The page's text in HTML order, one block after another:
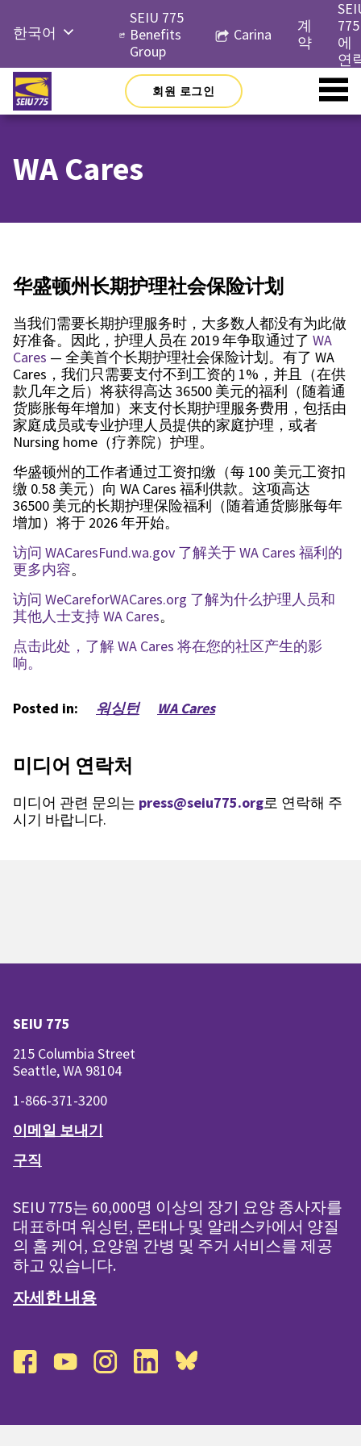
content
한국어
Русский
Español
文
SEIU 775
Benefits
Group
Carina
계
약
775
에
연
회원 로그인
WA Cares
华盛顿州长期护理社会保险计划
当我们需要长期护理服务时，大多数人都没有为此做
好准备。因此，护理人员在 2019 年争取通过了 WA
Cares — 全美首个长期护理社会保险计划。有了 WA
Cares，我们只需要支付不到工资的 1%，并且（在供
款几年之后）将获得高达 36500 美元的福利（随着通
货膨胀每年增加）来支付长期护理服务费用，包括由
家庭成员或专业护理人员提供的家庭护理，或者
Nursing home（疗养院）护理。
华盛顿州的工作者通过工资扣缴（每 100 美元工资扣
缴 0.58 美元）向 WA Cares 福利供款。这项高达
36500 美元的长期护理保险福利（随着通货膨胀每年
增加）将于 2026 年开始。
访问 WACaresFund.wa.gov 了解关于 WA Cares 福利的
更多内容。
访问 WeCareforWACares.org 了解为什么护理人员和
其他人士支持 WA Cares。
点击此处，了解 WA Cares 将在您的社区产生的影
响。
Posted in: 워싱턴 WA Cares
미디어 연락처
미디어 관련 문의는 press@seiu775.org로 연락해 주
시기 바랍니다.
SEIU 775
215 Columbia Street
Seattle, WA 98104
1-866-371-3200
이메일 보내기
구직
SEIU 775는 60,000명 이상의 장기 요양 종사자를
대표하며 워싱턴, 몬태나 및 알래스카에서 양질
의 홈 케어, 요양원 간병 및 주거 서비스를 제공
하고 있습니다.
자세한 내용